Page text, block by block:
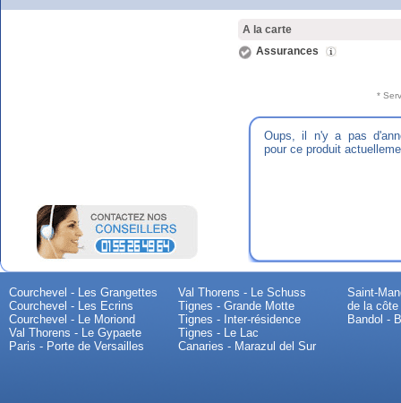
A la carte
Assurances
*
Oups, il n'y a pas
pour ce produit
Courchevel - Les Grangettes
Courchevel - Les Ecrins
Courchevel - Le Moriond
Val Thorens - Le Gypaete
Paris - Porte de Versailles
Val Thorens - Le Schuss
Tignes - Grande Motte
Tignes - Inter-résidence
Tignes - Le Lac
Canaries - Marazul del Sur
Saint-
de la côte
Bandol -